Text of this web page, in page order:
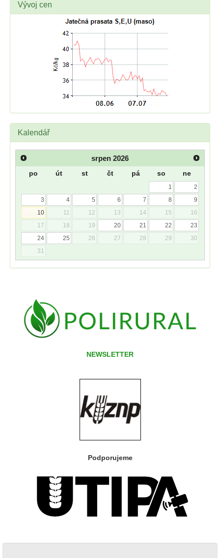
Vývoj cen
Kalendář
srpen 2026
po út st čt pá so ne
1
2
3
4 5 6 7 8
9
10
11 12 13 14 15
16
17
18 19 20 21 22
23
24
25 26 27 28 29
30
31
NEWSLETTER
Podporujeme